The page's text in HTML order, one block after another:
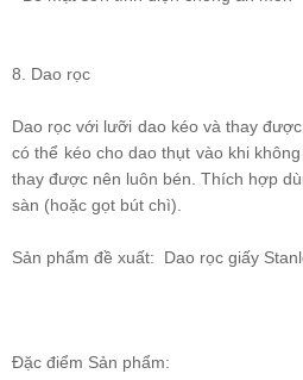
8. Dao rọc
Dao rọc với lưỡi dao kéo và thay
có thể kéo cho dao thụt vào khi
thay được nên luôn bén. Thích hợp
sàn (hoặc gọt bút chì).
Sản phẩm đề xuất: Dao rọc giấy
Đặc điểm Sản phẩm: